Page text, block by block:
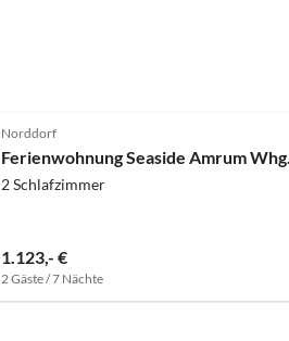
Norddorf
Ferienwohnung Seaside Amrum
2 Schlafzimmer
1.123,- €
2 Gäste / 7 Nächte